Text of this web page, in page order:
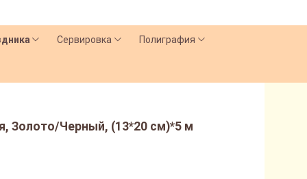
Сервировка Полиграфия
Золото/Черный, (13*20 см)*5 м